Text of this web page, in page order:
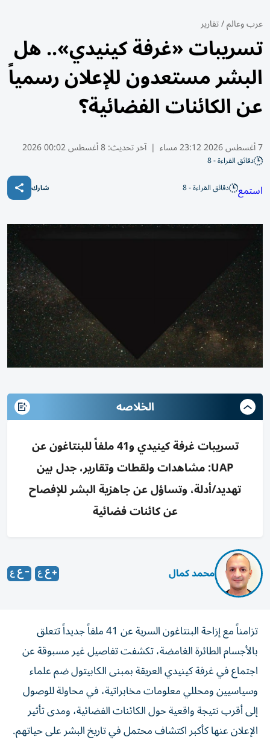
عرب وعالم/تقارير
تسريبات «غرفة كينيدي».. هل
البشر مستعدون للإعلان رسمياً
عن الكائنات الفضائية؟
7 أغسطس 2026 23:12 مساء | آخر تحديث:8 أغسطس 00:02 2026
دقائق القراءة - 8
استمع دقائق القراءة - 8 شارك
الخلاصه
تسريبات غرفة كينيدي و41 ملفاً للبنتاغون عن
UAP: مشاهدات ولقطات وتقارير، جدل بين
تهديد/أدلة، وتساؤل عن جاهزية البشر للإفصاح
عن كائنات فضائية
محمد كمال
تزامناً مع إزاحة البنتاغون السرية عن 41 ملفاً جديداً تتعلق
بالأجسام الطائرة الغامضة، تكشفت تفاصيل غير مسبوقة عن
اجتماع في غرفة كينيدي العريقة بمبنى الكابيتول ضم علماء
وسياسيين ومحللي معلومات مخابراتية، في محاولة للوصول
إلى أقرب نتيجة واقعية حول الكائنات الفضائية، ومدى تأثير
الإعلان عنها كأكبر اكتشاف محتمل في تاريخ البشر على حياتهم.